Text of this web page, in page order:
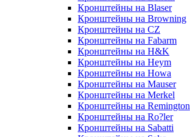
Кронштейны на Blaser
Кронштейны на Browning
Кронштейны на CZ
Кронштейны на Fabarm
Кронштейны на H&K
Кронштейны на Heym
Кронштейны на Howa
Кронштейны на Mauser
Кронштейны на Merkel
Кронштейны на Remington
Кронштейны на Ro?ler
Кронштейны на Sabatti